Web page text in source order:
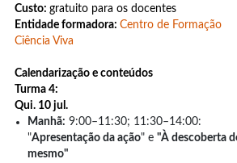
Custo:gratuito para os docentes
Entidade formadora:Centro de Formação
Ciência Viva
Calendarização e conteúdos
Turma 4:
Qui. 10 jul.
Manhã: 9:00–11:30; 11:30–14:00:
"Apresentação da ação" e"À descoberta
mesmo"